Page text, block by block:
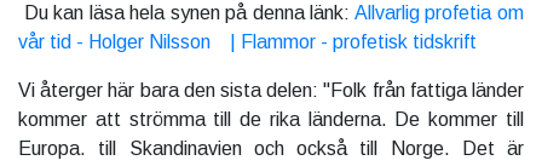
Du kan läsa hela synen på denna länk: Allvarlig profetia om
vår tid - Holger Nilsson | Flammor - profetisk tidskrift
Vi återger här bara den sista delen: "Folk från fattiga länder
kommer att strömma till de rika länderna. De kommer till
Europa. till Skandinavien och också till Norge. Det är